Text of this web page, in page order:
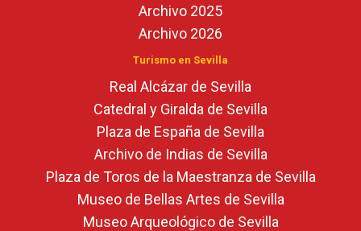
Archivo 2025
Archivo 2026
Turismo en Sevilla
Real Alcázar de Sevilla
Catedral y Giralda de Sevilla
Plaza de España de Sevilla
Archivo de Indias de Sevilla
Plaza de Toros de la Maestranza de Sevilla
Museo de Bellas Artes de Sevilla
Museo Arqueológico de Sevilla